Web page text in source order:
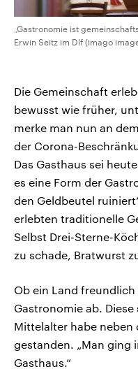
„Gastronomie ist
Erwin Seitz im Dlf (imago
Die Gemeinschaft
bewusst wie früher,
merke man nun an
der Corona-
Das Gasthaus sei
es eine Form der
den Geldbeutel
erlebten traditionelle
Selbst Drei-Sterne-
zu schade, Bratwurst
Ob ein Land
Gastronomie ab.
Mittelalter habe neben
gestanden. „Man ging
Gasthaus.“